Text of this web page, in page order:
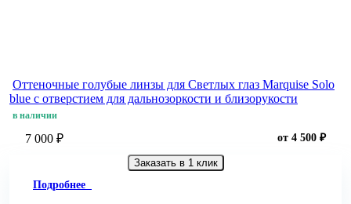
Оттеночные голубые линзы для Светлых глаз Marquise Solo
blue с отверстием для дальнозоркости и близорукости
в наличии
7 000 ₽ от 4 500 ₽
Заказать в 1 клик
Подробнее